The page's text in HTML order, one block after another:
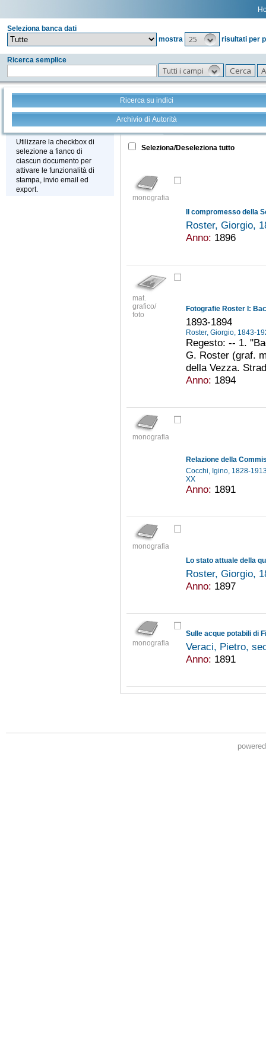
Seleziona banca dati
mostra
25 risultati per
Ricerca semplice
Tutti i campi
Ricerca su indici
Archivio di Autorità
Stampa - Email - Export
Utilizzare la checkbox di
selezione a fianco di
ciascun documento per
attivare le funzionalità di
stampa, invio email ed
export.
Tutto +
Seleziona/Deseleziona tutto
monografia
Roster, Giorgio,
Anno: 1896
mat.
grafico/
foto
1893-1894
Roster, Giorgio, 1843-
Regesto: -- 1.
G. Roster (graf.
della Vezza.
Anno: 1894
monografia
Cocchi, Igino, 1828-
XX
Anno: 1891
monografia
Lo stato attuale della
Roster, Giorgio,
Anno: 1897
monografia
Sulle acque potabili di
Veraci, Pietro,
Anno: 1891